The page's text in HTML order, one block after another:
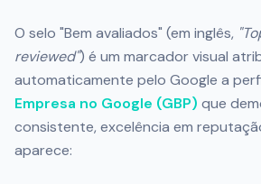
O selo "Bem avaliados" (em inglês,
reviewed") é um marcador visual
automaticamente pelo Google a
Empresa no Google (GBP) que
consistente, excelência em
aparece: